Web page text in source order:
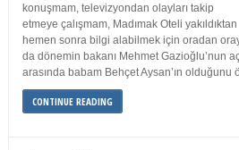
konuşmam, televizyondan olayları takip
etmeye çalışmam, Madımak Oteli yakıldıktan
hemen sonra bilgi alabilmek için oradan
da dönemin bakanı Mehmet Gazioğlu’nun
arasında babam Behçet Aysan’ın
CONTINUE READING